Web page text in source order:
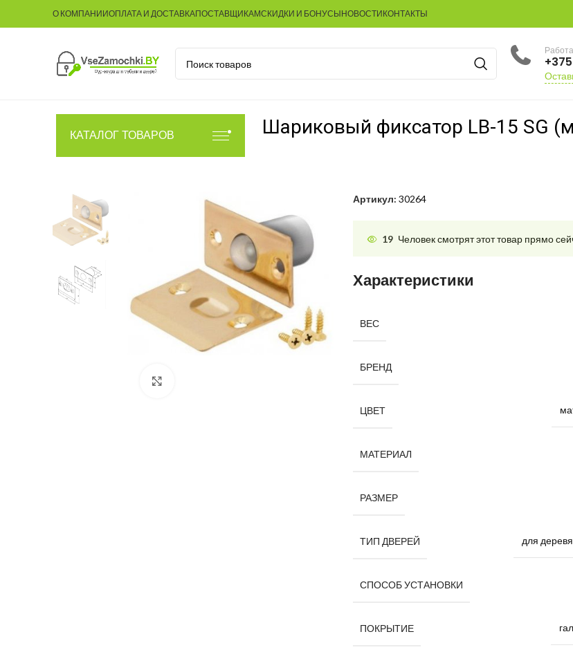
О КОМПАНИИОПЛАТА И ДОСТАВКАПОСТАВЩИКАМСКИДКИ И БОНУСЫНОВОСТИКОНТАКТЫ
КАТАЛОГ ТОВАРОВ Шариковый фиксатор LB-15 SG
Артикул: 30264
19 Человек смотрят этот товар прямо
Характеристики
ВЕС
БРЕНД
ЦВЕТ
МАТЕРИАЛ
РАЗМЕР
ТИП ДВЕРЕЙ для
СПОСОБ УСТАНОВКИ
ПОКРЫТИЕ